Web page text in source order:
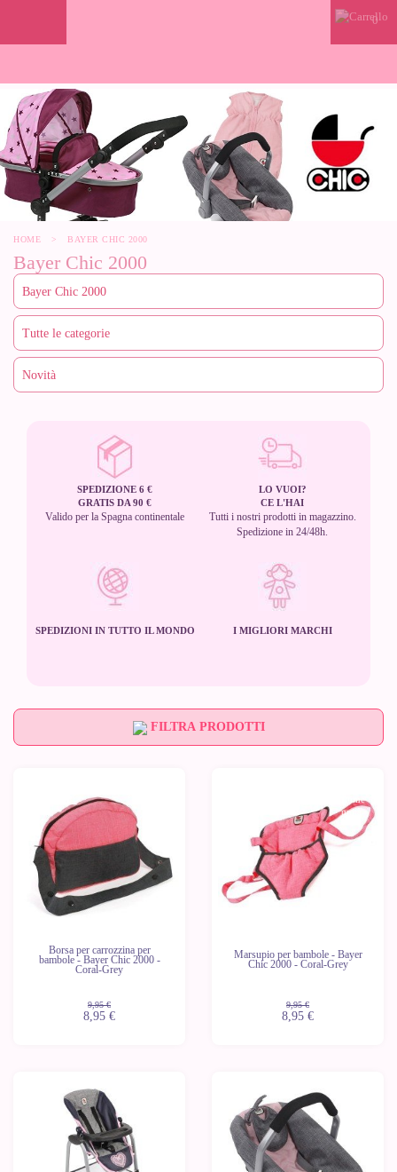
0
HOME > BAYER CHIC 2000
Bayer Chic 2000
SPEDIZIONE 6 €
GRATIS DA 90 €
Valido per la Spagna continentale
LO VUOI?
CE L'HAI
Tutti i nostri prodotti in magazzino.
Spedizione in 24/48h.
SPEDIZIONI IN TUTTO IL MONDO I MIGLIORI MARCHI
FILTRA PRODOTTI
Borsa per carrozzina per
bambole - Bayer Chic 2000 -
Coral-Grey
9,95 €
8,95 €
Ultime
unità
Marsupio per bambole - Bayer
Chic 2000 - Coral-Grey
9,95 €
8,95 €